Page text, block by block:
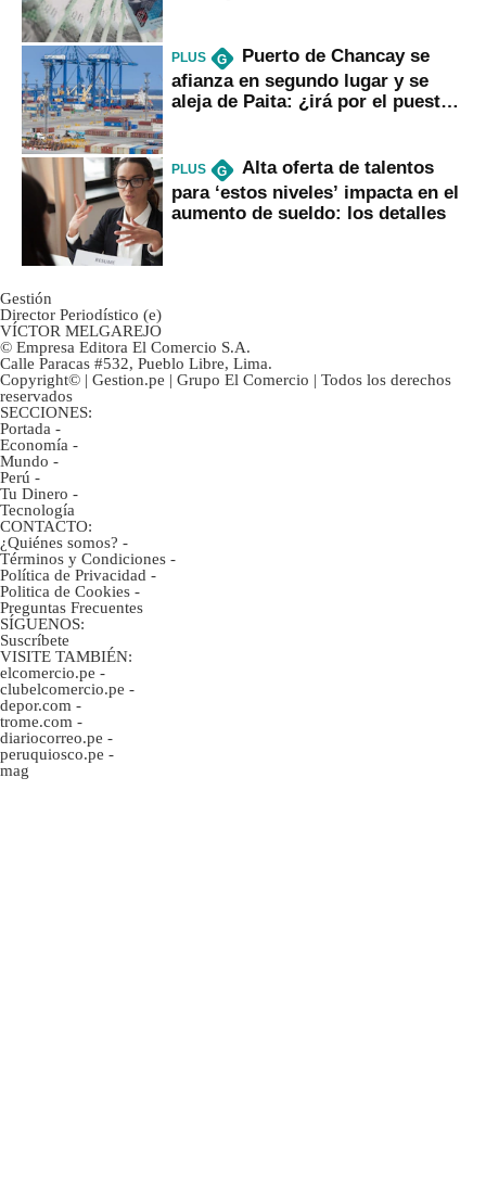
PLUS G
Puerto de Chancay se
afianza en segundo lugar y se
aleja de Paita: ¿irá por el puesto
PLUS G
Alta oferta de talentos
para ‘estos niveles’ impacta en el
aumento de sueldo: los detalles
Gestión
Director Periodístico (e)
VÍCTOR MELGAREJO
© Empresa Editora El Comercio S.A.
Calle Paracas #532, Pueblo Libre, Lima.
Copyright© | Gestion.pe | Grupo El Comercio | Todos los derechos
reservados
SECCIONES:
Portada -
Economía -
Mundo -
Perú -
Tu Dinero -
Tecnología
CONTACTO:
¿Quiénes somos? -
Términos y Condiciones -
Política de Privacidad -
Politica de Cookies -
Preguntas Frecuentes
SÍGUENOS:
Suscríbete
VISITE TAMBIÉN:
elcomercio.pe -
clubelcomercio.pe -
depor.com -
trome.com -
diariocorreo.pe -
peruquiosco.pe -
mag